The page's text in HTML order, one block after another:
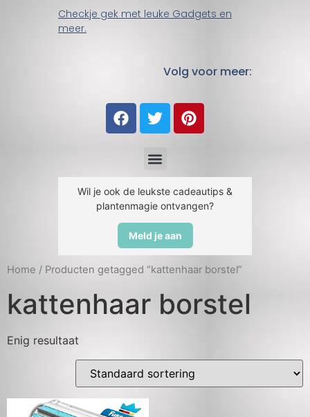
Checkje gek met leuke Gadgets en
meer.
Volg voor meer:
Wil je ook de leukste cadeautips &
plantenmagie ontvangen?
Meld je aan
Home / Producten getagged “kattenhaar borstel”
kattenhaar borstel
Enig resultaat